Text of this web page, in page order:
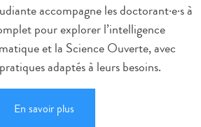
accompagne les doctorant·e·s à
pour explorer l’intelligence
et la Science Ouverte, avec
adaptés à leurs besoins.
En savoir plus